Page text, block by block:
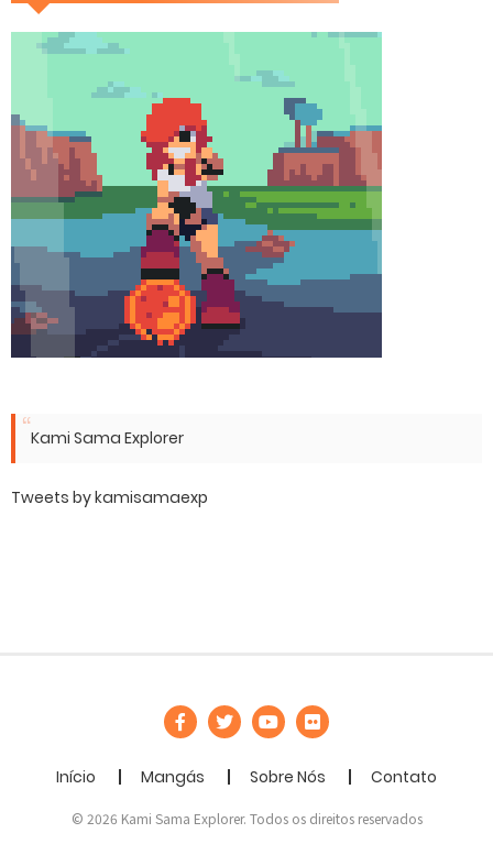
Kami Sama Explorer
Tweets by kamisamaexp
Início Mangás Sobre Nós Contato
© 2026 Kami Sama Explorer. Todos os direitos reservados